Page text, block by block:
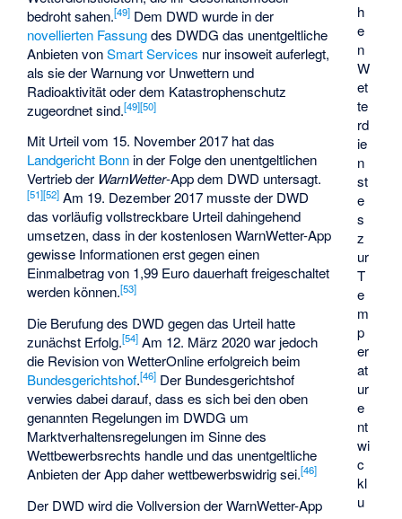
h
e
n
W
et
te
rd
ie
n
st
e
s
z
ur
T
e
m
p
er
at
ur
e
nt
wi
c
kl
u
bedroht sahen.[49] Dem DWD wurde in der
novellierten Fassungdes DWDG das unentgeltliche
Anbieten vonSmart Services nur insoweit auferlegt,
als sie der Warnung vor Unwettern und
Radioaktivität oder dem Katastrophenschutz
zugeordnet sind.[49][50]
Mit Urteil vom 15. November 2017 hat das
Landgericht Bonn in der Folge den unentgeltlichen
Vertrieb der WarnWetter-App dem DWD untersagt.
[51][52] Am 19. Dezember 2017 musste der DWD
das vorläufig vollstreckbare Urteil dahingehend
umsetzen, dass in der kostenlosen WarnWetter-App
gewisse Informationen erst gegen einen
Einmalbetrag von 1,99 Euro dauerhaft freigeschaltet
werden können.[53]
Die Berufung des DWD gegen das Urteil hatte
zunächst Erfolg.[54] Am 12. März 2020 war jedoch
die Revision von WetterOnline erfolgreich beim
Bundesgerichtshof.[46] Der Bundesgerichtshof
verwies dabei darauf, dass es sich bei den oben
genannten Regelungen im DWDG um
Marktverhaltensregelungen im Sinne des
Wettbewerbsrechts handle und das unentgeltliche
Anbieten der App daher wettbewerbswidrig sei.[46]
Der DWD wird die Vollversion der WarnWetter-App